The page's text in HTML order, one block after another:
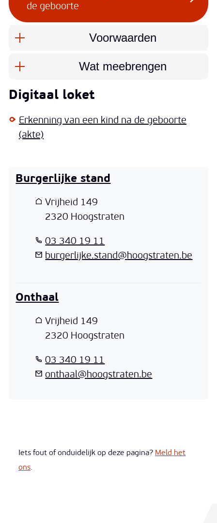
de geboorte
Voorwaarden
Wat meebrengen
Digitaal loket
Erkenning van een kind na de geboorte
(akte)
Burgerlijke stand
Adres Vrijheid 149
,2320 Hoogstraten
03 340 19 11
E-mailburgerlijke.stand@hoogstraten.be
Onthaal
Adres Vrijheid 149
,2320 Hoogstraten
03 340 19 11
E-mailonthaal@hoogstraten.be
Iets fout of onduidelijk op deze pagina? Meld het
ons.